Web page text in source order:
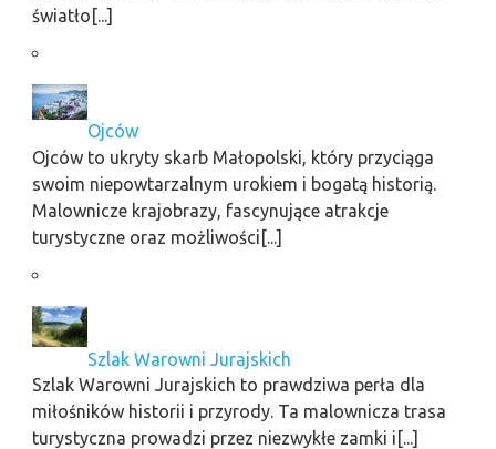
światło[...]
Ojców
Ojców to ukryty skarb Małopolski, który przyciąga
swoim niepowtarzalnym urokiem i bogatą historią.
Malownicze krajobrazy, fascynujące atrakcje
turystyczne oraz możliwości[...]
Szlak Warowni Jurajskich
Szlak Warowni Jurajskich to prawdziwa perła dla
miłośników historii i przyrody. Ta malownicza trasa
turystyczna prowadzi przez niezwykłe zamki i[...]